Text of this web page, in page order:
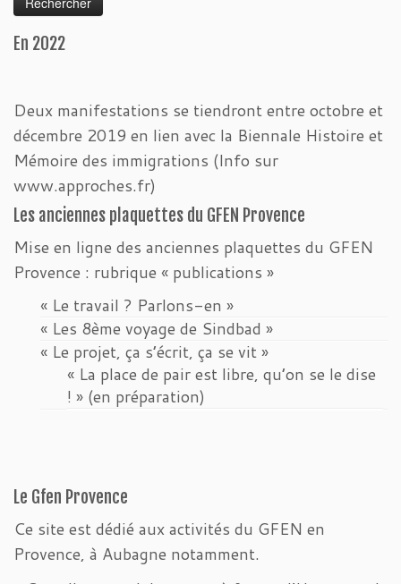
En 2022
Deux manifestations se tiendront entre octobre et
décembre 2019 en lien avec la Biennale Histoire et
Mémoire des immigrations (Info sur
www.approches.fr)
Les anciennes plaquettes du GFEN Provence
Mise en ligne des anciennes plaquettes du GFEN
Provence : rubrique « publications »
« Le travail ? Parlons-en »
« Les 8ème voyage de Sindbad »
« Le projet, ça s’écrit, ça se vit »
« La place de pair est libre, qu’on se le dise
! » (en préparation)
Le Gfen Provence
Ce site est dédié aux activités du GFEN en
Provence, à Aubagne notamment.